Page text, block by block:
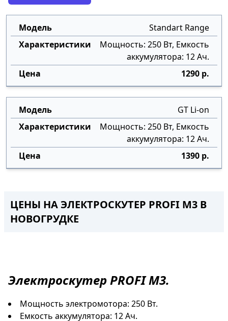
Standart Range
Мощность: 250 Вт, Емкость
аккумулятора: 12 Ач.
1290 р.
GT Li-on
Мощность: 250 Вт, Емкость
аккумулятора: 12 Ач.
1390 р.
ЦЕНЫ НА ЭЛЕКТРОСКУТЕР PROFI M3 В
НОВОГРУДКЕ
ЭлектроскутерPROFI M3.
Мощность электромотора: 250 Вт.
Емкость аккумулятора: 12 Ач.